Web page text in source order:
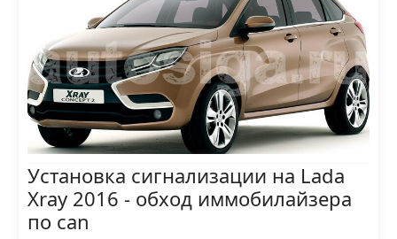
Установка сигнализации на Lada
Xray 2016 - обход иммобилайзера
по can